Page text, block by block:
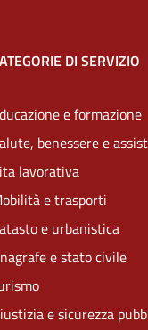
DI SERVIZIO
e formazione
benessere e
lavorativa
e trasporti
e urbanistica
e stato civile
e sicurezza